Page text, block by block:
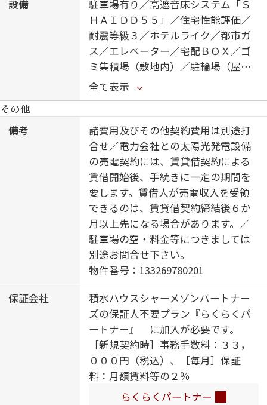
設備
駐車場有り／高遮音床システム「Ｓ
ＨＡＩＤＤ５５」／住宅性能評価／
耐震等級３／ホテルライク／都市ガ
ス／エレベーター／宅配ＢＯＸ／ゴ
ミ集積場（敷地内）／駐輪場（屋根
付き）／オートロック／防犯カメラ
／ＣＡＴＶ（都市型）／ＬＧＢＴＱ
フレンドリー／角部屋／アクセント
クロス／スライディングスクリーン
／フローリング／複層ガラス／雨戸
（電動シャッタータイプ）／モニタ
付ドアホン／全身ミラー／間接照明
／ダウンライト／照明器具（ＬＥ
Ｄ）／インターネット無料（Ｗｉ－
Ｆｉ対応）／防犯ガラス（合せガラ
ス）／ＩＯＴ対応／給湯箇所（浴
室・台所・洗面所）／エコジョーズ
／給湯器（追焚機能付）／太陽光発
電／ＺＥＨ（ネット・ゼロ・エネル
ギー・ハウス）／建築物省エネ性能
表示制度（ＢＥＬＳ）／浴室乾燥機
（暖房乾燥）／シャワー／ユニット
バス１４１８／洗濯機置場（室内）
／洗髪洗面化粧台／室内物干し／対
面キッチン／ＩＨクッキングヒータ
ー／３口コンロ／グリル付きコンロ
全て表示
その他
備考
諸費用及びその他契約費用は別途打
合せ／電力会社との太陽光発電設備
の売電契約には、賃貸借契約による
賃借開始後、手続きに一定の期間を
要します。賃借人が売電収入を受領
できるのは、賃貸借契約締結後６か
月以上先になる場合があります。／
駐車場の空・料金等につきましては
別途お問合せ下さい。
物件番号：133269780201
保証会社
積水ハウスシャーメゾンパートナー
ズの保証人不要プラン『らくらくパ
ートナー』 に加入が必要です。
［新規契約時］事務手数料：３３，
０００円（税込）、［毎月］保証
料：月額賃料等の２％
らくらくパートナー